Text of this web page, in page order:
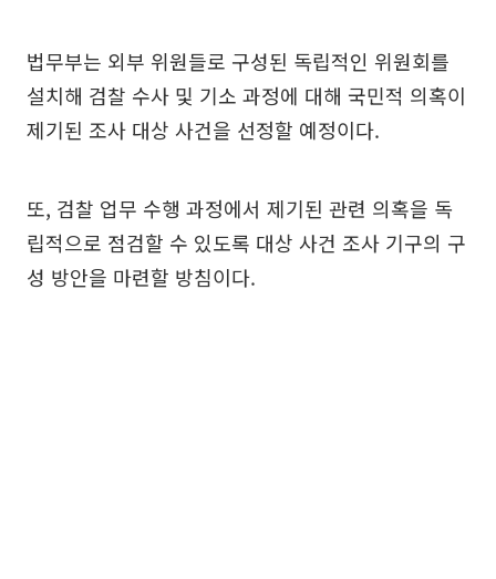
법무부는 외부 위원들로 구성된 독립적인 위원회를
설치해 검찰 수사 및 기소 과정에 대해 국민적 의혹이
제기된 조사 대상 사건을 선정할 예정이다.
또, 검찰 업무 수행 과정에서 제기된 관련 의혹을 독
립적으로 점검할 수 있도록 대상 사건 조사 기구의 구
성 방안을 마련할 방침이다.